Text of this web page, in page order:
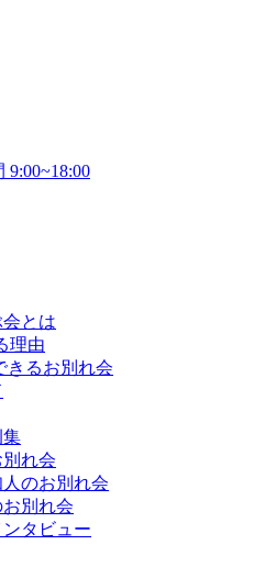
9:00~18:00
とは
理由
きるお別れ会
集
れ会
のお別れ会
別れ会
タビュー